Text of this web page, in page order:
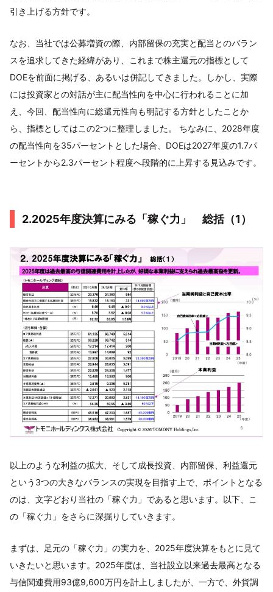
引き上げる方針です。
なお、当社では公募増資の際、内部留保の充実と配当とのバラン
スを追求してきた経緯があり、これまで株主還元の指標として
DOEを前面に掲げる、あるいは併記してきました。しかし、実際
には投資家との対話が主に配当性向を中心に行われることに加
え、今回、配当性向に総還元性向も明記する方針としたことか
ら、指標としてはこの2つに整理しました。 ちなみに、2028年度
の配当性向を35パーセントとした場合、DOEは2027年度の1.7パ
ーセントから2.3パーセント程度へ段階的に上昇する見込みです。
2.2025年度決算にみる「稼ぐ力」 総括（1）
以上のような利益の拡大、そして成長投資、内部留保、利益還元
という3つの大きなバランスの実現を目指す上で、ポイントとなる
のは、文字どおり当社の「稼ぐ力」であると思います。以下、こ
の「稼ぐ力」をさらに深掘りしていきます。
まずは、足元の「稼ぐ力」の実力を、2025年度決算をもとに見て
いきたいと思います。2025年度は、当社設立以来過去最高となる
与信関連費用93億9,600万円を計上しましたが、一方で、外貨調